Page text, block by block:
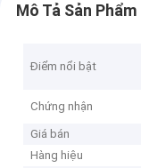
Mô Tả Sản Phẩm
Điểm nổi bật
Chứng nhận
Giá bán
Hàng hiệu